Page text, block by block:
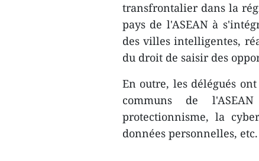
transfrontalier dans la
pays de l'ASEAN à
des villes intelligentes,
du droit de saisir des
En outre, les délégués
communs de
protectionnisme, la
données personnelles, etc.